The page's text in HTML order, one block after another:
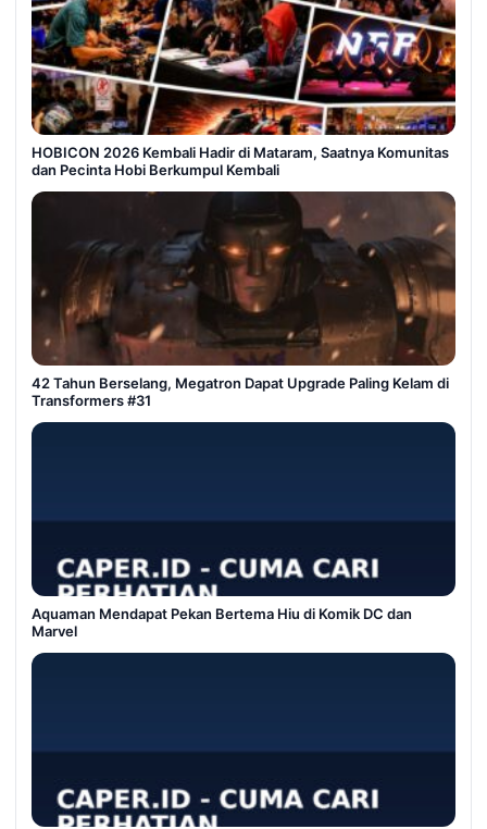
HOBICON 2026 Kembali Hadir di Mataram, Saatnya Komunitas
dan Pecinta Hobi Berkumpul Kembali
42 Tahun Berselang, Megatron Dapat Upgrade Paling Kelam di
Transformers #31
Aquaman Mendapat Pekan Bertema Hiu di Komik DC dan
Marvel